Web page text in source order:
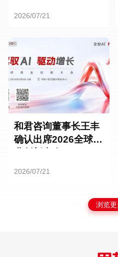
2026/07/21
和君咨询董事长王丰
确认出席2026全球商
2026/07/21
浏览